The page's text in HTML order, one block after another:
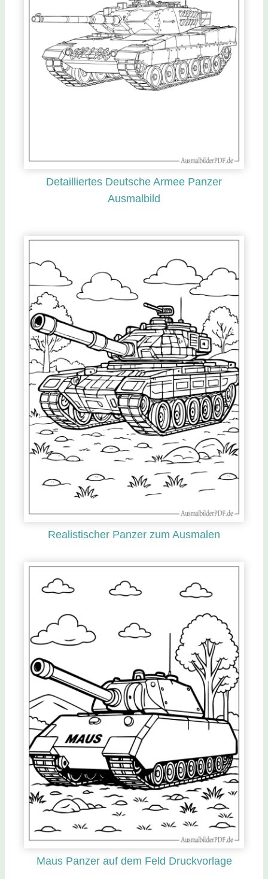
Detailliertes Deutsche Armee Panzer
Ausmalbild
Realistischer Panzer zum Ausmalen
Maus Panzer auf dem Feld Druckvorlage